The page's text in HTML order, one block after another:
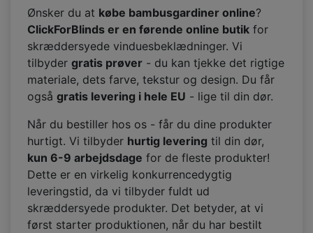
Ønsker du at købe bambusgardiner online?
ClickForBlinds er en førende online butik for
skræddersyede vinduesbeklædninger. Vi
tilbyder gratis prøver - du kan tjekke det rigtige
materiale, dets farve, tekstur og design. Du får
også gratis levering i hele EU - lige til din dør.
Når du bestiller hos os - får du dine produkter
hurtigt. Vi tilbyder hurtig levering til din dør,
kun 6-9 arbejdsdage for de fleste produkter!
Dette er en virkelig konkurrencedygtig
leveringstid, da vi tilbyder fuldt ud
skræddersyede produkter. Det betyder, at vi
først starter produktionen, når du har bestilt